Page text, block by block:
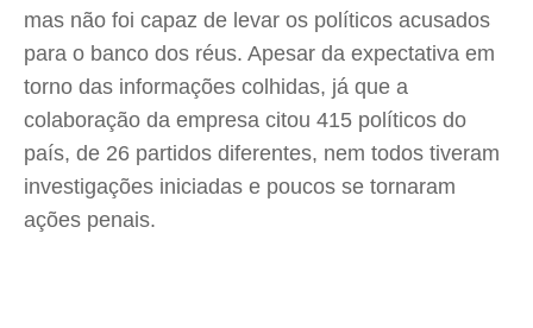
mas não foi capaz de levar os políticos acusados
para o banco dos réus. Apesar da expectativa em
torno das informações colhidas, já que a
colaboração da empresa citou 415 políticos do
país, de 26 partidos diferentes, nem todos tiveram
investigações iniciadas e poucos se tornaram
ações penais.